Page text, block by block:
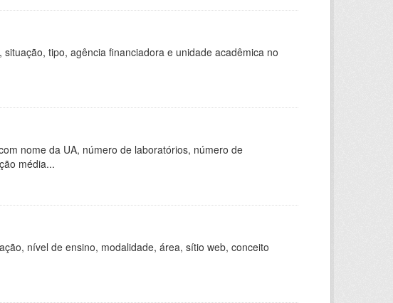
tipo, agência financiadora e unidade acadêmica no
nome da UA, número de laboratórios, número de
média...
nível de ensino, modalidade, área, sítio web, conceito